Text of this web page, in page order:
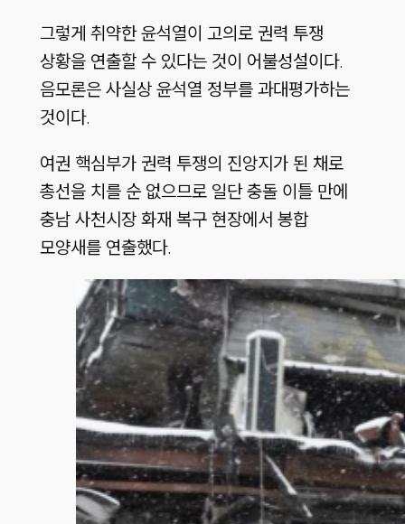
그렇게 취약한 윤석열이 고의로 권력 투쟁
상황을 연출할 수 있다는 것이 어불성설이다.
음모론은 사실상 윤석열 정부를 과대평가하는
것이다.
여권 핵심부가 권력 투쟁의 진앙지가 된 채로
총선을 치를 순 없으므로 일단 충돌 이틀 만에
충남 사천시장 화재 복구 현장에서 봉합
모양새를 연출했다.